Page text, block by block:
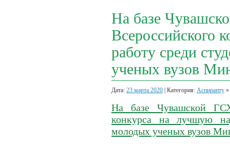
На базе
Всероссийского
работу среди
ученых вузов
Дата: 23 марта 2020 | Категория: Аспиранту »
На базе Чувашской
конкурса на лучшую
молодых ученых вузов